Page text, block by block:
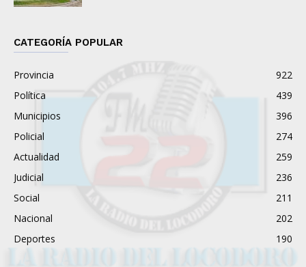
CATEGORÍA POPULAR
Provincia
922
Política
439
Municipios
396
Policial
274
Actualidad
259
Judicial
236
Social
211
Nacional
202
Deportes
190